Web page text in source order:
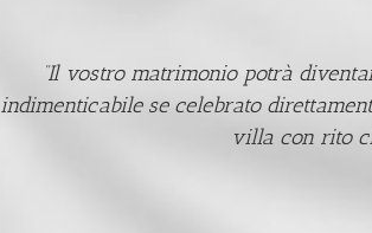
“Il vostro matrimonio potrà
indimenticabile se celebrato
villa con rito